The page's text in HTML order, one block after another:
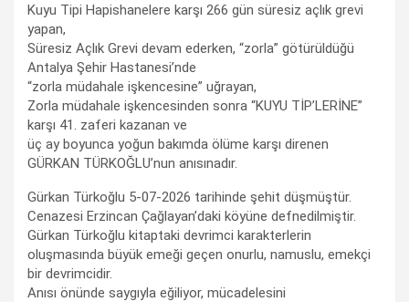
Kuyu Tipi Hapishanelere karşı 266 gün süresiz açlık grevi
yapan,
Süresiz Açlık Grevi devam ederken, “zorla” götürüldüğü
Antalya Şehir Hastanesi’nde
“zorla müdahale işkencesine” uğrayan,
Zorla müdahale işkencesinden sonra “KUYU TİP’LERİNE”
karşı 41. zaferi kazanan ve
üç ay boyunca yoğun bakımda ölüme karşı direnen
GÜRKAN TÜRKOĞLU’nun anısınadır.
Gürkan Türkoğlu 5-07-2026 tarihinde şehit düşmüştür.
Cenazesi Erzincan Çağlayan’daki köyüne defnedilmiştir.
Gürkan Türkoğlu kitaptaki devrimci karakterlerin
oluşmasında büyük emeği geçen onurlu, namuslu, emekçi
bir devrimcidir.
Anısı önünde saygıyla eğiliyor, mücadelesini